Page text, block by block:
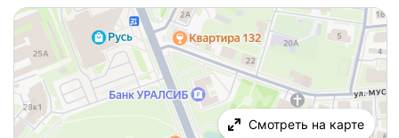
Смотреть на карте